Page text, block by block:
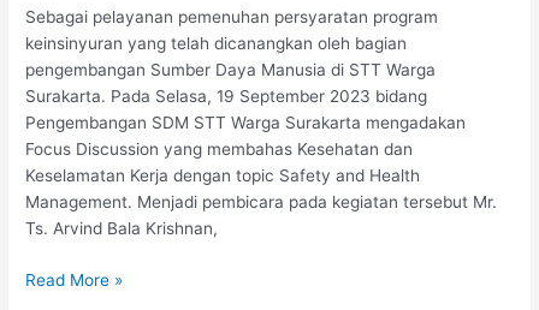
Sebagai pelayanan pemenuhan persyaratan program
keinsinyuran yang telah dicanangkan oleh bagian
pengembangan Sumber Daya Manusia di STT Warga
Surakarta. Pada Selasa, 19 September 2023 bidang
Pengembangan SDM STT Warga Surakarta mengadakan
Focus Discussion yang membahas Kesehatan dan
Keselamatan Kerja dengan topic Safety and Health
Management. Menjadi pembicara pada kegiatan tersebut Mr.
Ts. Arvind Bala Krishnan,
menghadirkan
pakar
Keselamatan
Kerja
dari
UNIKL
Malaysia
Read More »